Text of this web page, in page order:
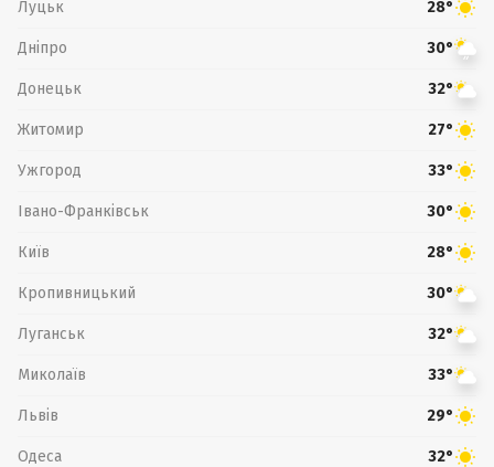
Луцьк 28°
Дніпро 30°
Донецьк 32°
Житомир 27°
Ужгород 33°
Івано-Франківськ 30°
Київ 28°
Кропивницький 30°
Луганськ 32°
Миколаїв 33°
Львів 29°
Одеса 32°